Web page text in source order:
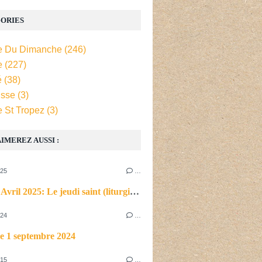
AUSSI :
Jeudi 17 Avril 2025: Le jeudi saint (liturgie du soir)
1 septembre 2024
Du Dimanche (246)
(227)
(38)
(3)
St Tropez (3)